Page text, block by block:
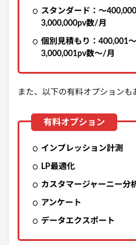
スタンダード：～
3,000,000pv数/月
個別見積もり：400,001
3,000,001pv数～/月
また、以下の有料オプションも
インプレッション計測
LP最適化
カスタマージャーニー分
アンケート
データエクスポート